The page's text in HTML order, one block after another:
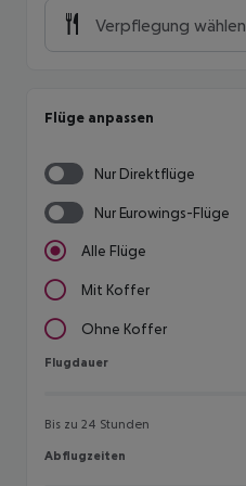
Verpflegung wählen
Flüge anpassen
Nur Direktflüge
Nur Eurowings-Flüge
Alle Flüge
Mit Koffer
Ohne Koffer
Flugdauer
Flugdauer
Bis zu 24 Stunden
Abflugzeiten
Abflugzeiten